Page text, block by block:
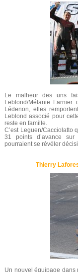
Le malheur des uns
Leblond/Mélanie Farnier
Lédenon, elles
Leblond associé pour
reste en famille.
C’est Leguen/Cacciolatto
31 points d’avance
pourraient se révéler
Thierry
Un nouvel équipage dans